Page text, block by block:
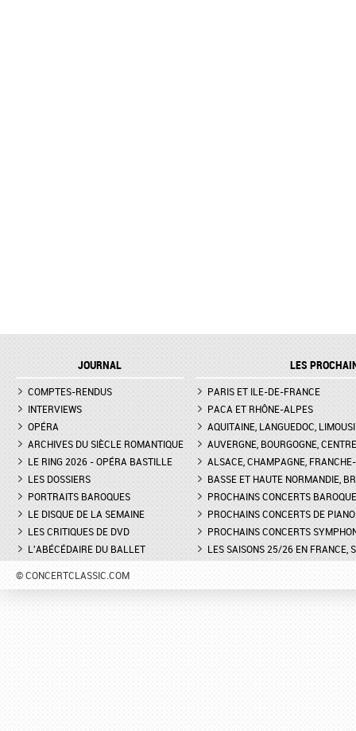
JOURNAL
COMPTES-RENDUS
INTERVIEWS
OPÉRA
ARCHIVES DU SIÈCLE ROMANTIQUE
LE RING 2026 - OPÉRA BASTILLE
LES DOSSIERS
PORTRAITS BAROQUES
LE DISQUE DE LA SEMAINE
LES CRITIQUES DE DVD
L'ABÉCÉDAIRE DU BALLET
LES
PARIS ET ILE-DE-FRANCE
PACA ET RHÔNE-ALPES
AQUITAINE, LANGUEDOC,
AUVERGNE, BOURGOGNE, CENTRE
ALSACE, CHAMPAGNE,
BASSE ET HAUTE NORMANDIE,
PROCHAINS CONCERTS
PROCHAINS CONCERTS DE PIANO
PROCHAINS CONCERTS
LES SAISONS 25/26 EN FRANCE,
© CONCERTCLASSIC.COM